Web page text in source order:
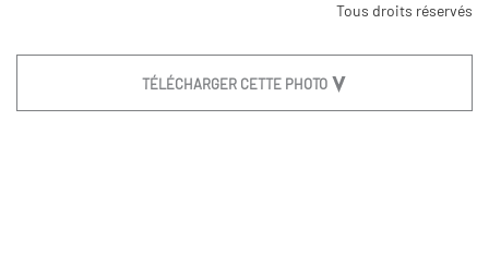
Tous droits réservés
TÉLÉCHARGER CETTE PHOTO